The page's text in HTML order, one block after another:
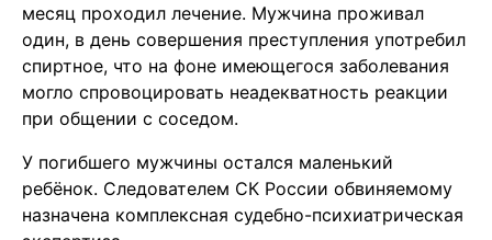
месяц проходил лечение. Мужчина проживал
один, в день совершения преступления употребил
спиртное, что на фоне имеющегося заболевания
могло спровоцировать неадекватность реакции
при общении с соседом.
У погибшего мужчины остался маленький
ребёнок. Следователем СК России обвиняемому
назначена комплексная судебно-психиатрическая